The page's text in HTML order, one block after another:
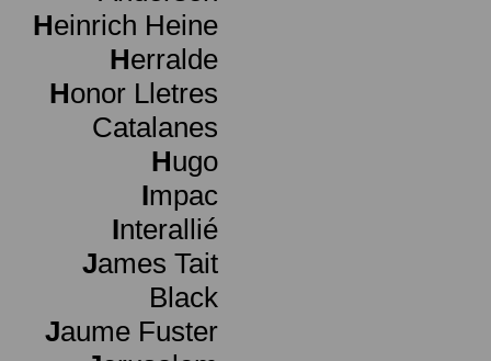
Heinrich Heine
Herralde
Honor Lletres
Catalanes
Hugo
Impac
Interallié
James Tait
Black
Jaume Fuster